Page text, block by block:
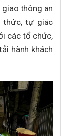
thông an
thức, tự giác
các tổ chức,
hành khách